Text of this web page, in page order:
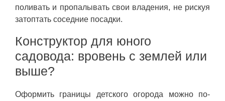
поливать и пропалывать свои владения, не рискуя
затоптать соседние посадки.
Конструктор для юного
садовода: вровень с землей или
выше?
Оформить границы детского огорода можно по-